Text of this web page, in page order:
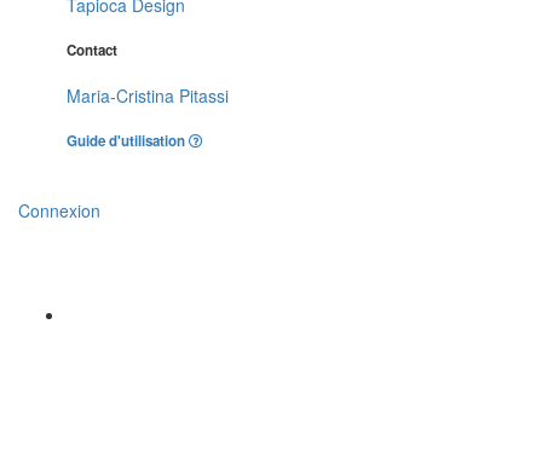
Tapioca Design
Contact
Maria-Cristina Pitassi
Guide d'utilisation
Connexion